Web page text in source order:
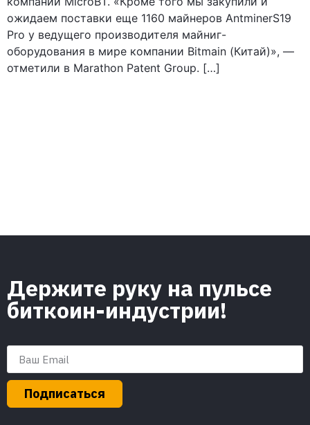
ожидаем поставки еще 1160 майнеров AntminerS19
Pro у ведущего производителя майниг-
оборудования в мире компании Bitmain (Китай)», —
отметили в Marathon Patent Group. […]
Держите руку на пульсе
биткоин-индустрии!
Подписаться